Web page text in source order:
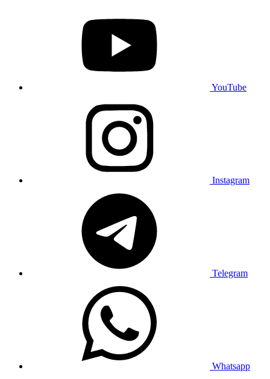
YouTube
Instagram
Telegram
Whatsapp